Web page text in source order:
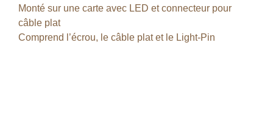
Monté sur une carte avec LED et connecteur pour
câble plat
Comprend l’écrou, le câble plat et le Light-Pin